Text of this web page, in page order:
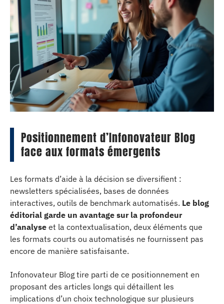
Positionnement d’Infonovateur Blog
face aux formats émergents
Les formats d’aide à la décision se diversifient :
newsletters spécialisées, bases de données
interactives, outils de benchmark automatisés. Le blog
éditorial garde un avantage sur la profondeur
d’analyse et la contextualisation, deux éléments que
les formats courts ou automatisés ne fournissent pas
encore de manière satisfaisante.
Infonovateur Blog tire parti de ce positionnement en
proposant des articles longs qui détaillent les
implications d’un choix technologique sur plusieurs